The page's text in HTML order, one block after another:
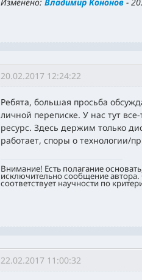
Изменено: Владимир Кононов -
20.02.2017 12:24:22
Ребята, большая просьба
личной переписке. У нас тут
ресурс. Здесь держим только
работает, споры о технологии/
Внимание! Есть полагание
исключительно сообщение
соответствует научности по
22.02.2017 11:00:32